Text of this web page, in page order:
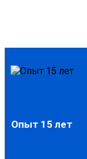
Опыт 15 лет